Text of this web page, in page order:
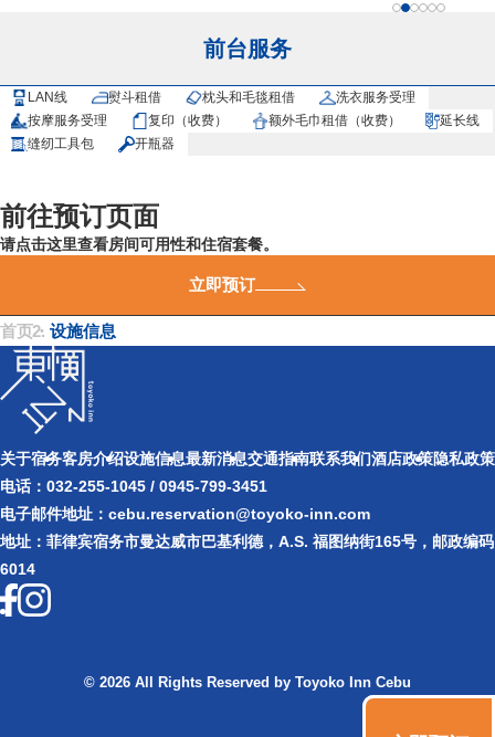
前台服务
LAN线 熨斗租借 枕头和毛毯租借
洗衣服务受理
按摩服务受理
复印（收费） 额外毛巾租借（收费）
延长线
缝纫工具包
开瓶器
前往预订页面​
请点击这里查看房间可用性和住宿套餐。
立即预订
首页・ 设施信息
关于宿务​客房介绍设施信息最新消息交通指南联系我们酒店政策隐私政策
电话：032-255-1045 / 0945-799-3451
电子邮件地址：cebu.reservation@toyoko-inn.com
地址：菲律宾宿务市曼达威市巴基利德，A.S. 福图纳街165号，邮政编码
6014
© 2026 All Rights Reserved by Toyoko Inn Cebu